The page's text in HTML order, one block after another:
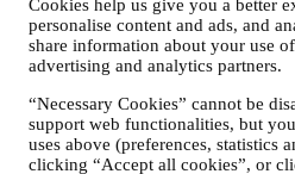
Cookies help us give you a better
personalise content and ads, and
share information about your use
advertising and analytics partners.
“Necessary Cookies” cannot be
support web functionalities, but
uses above (preferences, statistics
clicking “Accept all cookies”, or
pizzico di sapore pronto ad arricchire
sua delicatezza e il suo stile. Lascia
abbinato a colori più neutri o attenui
colore aggiunge un tocco di classe in
compra prodotti Sea Salt
Lasciati ispirare da Sea Salt